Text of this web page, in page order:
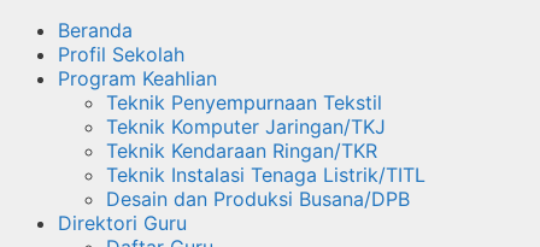
Beranda
Profil Sekolah
Program Keahlian
Teknik Penyempurnaan Tekstil
Teknik Komputer Jaringan/TKJ
Teknik Kendaraan Ringan/TKR
Teknik Instalasi Tenaga Listrik/TITL
Desain dan Produksi Busana/DPB
Direktori Guru